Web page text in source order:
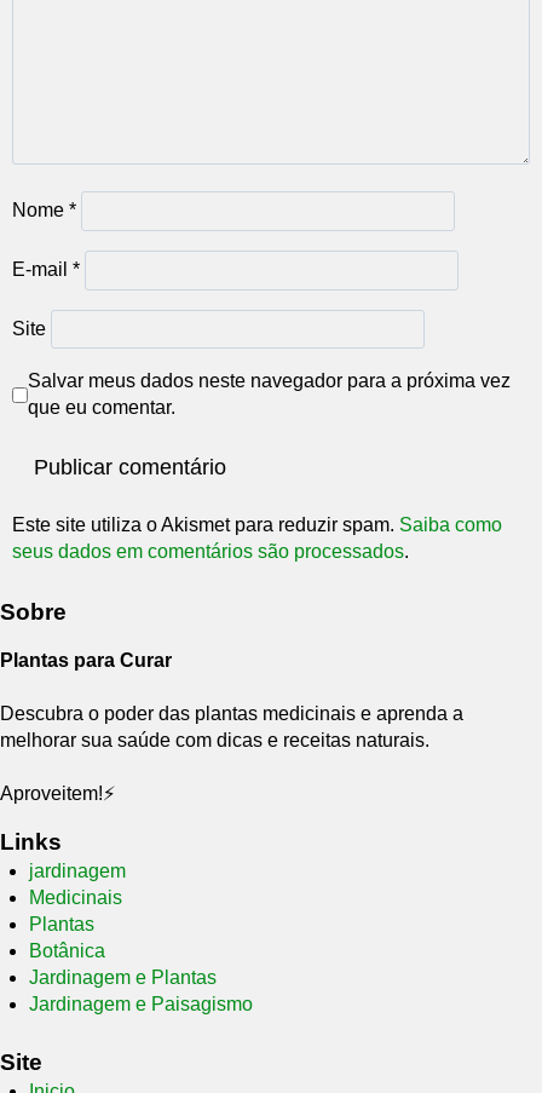
Nome *
E-mail *
Site
Salvar meus dados neste navegador para a próxima vez
que eu comentar.
Este site utiliza o Akismet para reduzir spam. Saiba como
seus dados em comentários são processados.
Sobre
Plantas para Curar
Descubra o poder das plantas medicinais e aprenda a
melhorar sua saúde com dicas e receitas naturais.
Aproveitem!⚡
Links
jardinagem
Medicinais
Plantas
Botânica
Jardinagem e Plantas
Jardinagem e Paisagismo
Site